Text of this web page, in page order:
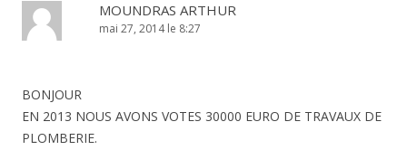
MOUNDRAS ARTHUR
mai 27, 2014 le 8:27
BONJOUR
EN 2013 NOUS AVONS VOTES 30000 EURO DE TRAVAUX DE
PLOMBERIE.